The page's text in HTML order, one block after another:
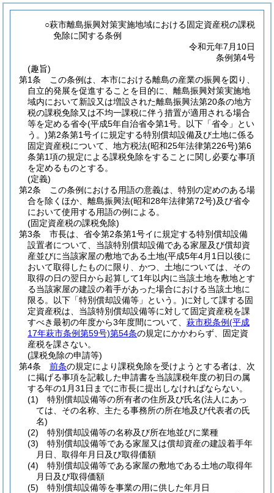
○萩市離島振興対策実施地域における固定資産税の課税
免除に関する条例
令和元年7月10日
条例第4号
(趣旨)
第1条
この条例は、本市における離島の産業の振興を図り、
自立的発展を促進することを目的に、離島振興対策実施地
域内において新設又は増設された離島振興法第20条の地方
税の課税免除又は不均一課税に伴う措置が適用される場合
等を定める省令(平成5年自治省令第1号。以下「省令」とい
う。)第2条第1号イに規定する特別償却設備及び土地に係る
固定資産税について、地方税法(昭和25年法律第226号)第6
条第1項の規定による課税免除をすることに関し必要な事項
を定めるものとする。
(定義)
第2条
この条例における用語の意義は、特別の定めのある場
合を除くほか、離島振興法(昭和28年法律第72号)及び省令
において使用する用語の例による。
(固定資産税の課税免除)
第3条
市長は、省令第2条第1号イに規定する特別償却設備
設置者について、当該特別償却設備である家屋及び償却資
産並びに当該家屋の敷地である土地(平成5年4月1日以後に
おいて取得したものに限り、かつ、土地については、その
取得の日の翌日から起算して1年以内に当該土地を敷地とす
る当該家屋の建設の着手があった場合における当該土地に
限る。以下「特別償却設備等」という。)に対して課する固
定資産税は、当該特別償却設備等に対して固定資産税を課
すべき最初の年度から3年度間について、 萩市税条例(平成
17年萩市条例第59号)第54条の規定にかかわらず、固定資
産税を課さない。
(課税免除の申請等)
第4条
前条の規定により課税免除を受けようとする者は、次
に掲げる事項を記載した申請書を当該課税年度の初日の属
する年の1月31日までに市長に提出しなければならない。
(1)
特別償却設備等の所有者の住所及び氏名(法人にあっ
ては、その名称、主たる事務所の所在地及び代表者の氏
名)
(2)
特別償却設備等の名称及び所在地並びに業種
(3)
特別償却設備等である家屋又は償却資産の建設着手年
月日、取得年月日及び取得価額
(4)
特別償却設備等である家屋の敷地である土地の取得年
月日及び取得価額
(5)
特別償却設備等を事業の用に供した年月日